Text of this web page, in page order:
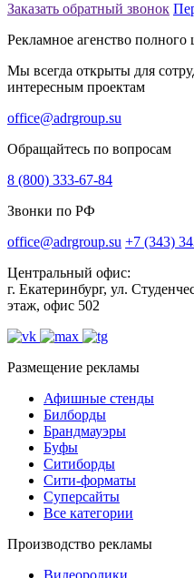
Заказать обратный звонок
Рекламное агенство полного
Мы всегда открыты для
интересным проектам
office@adrgroup.su
Обращайтесь по вопросам
8 (800) 333-67-84
Звонки по РФ
office@adrgroup.su +7 (343)
Центральный офис:
г. Екатеринбург, ул.
этаж, офис 502
Размещение рекламы
Афишные стенды
Билборды
Брандмауэры
Буфы
Ситиборды
Сити-форматы
Суперсайты
Все категории
Производство рекламы